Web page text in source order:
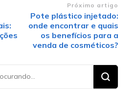
post Próximo artigo
Pote plástico injetado:
onde encontrar e quais
os benefícios para a
venda de cosméticos?